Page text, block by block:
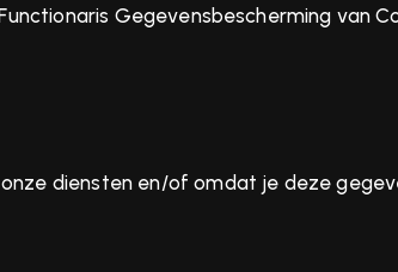
Gegevensbescherming van
diensten en/of omdat je deze